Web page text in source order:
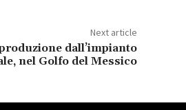
Next article
dall’impianto
nel Golfo del Messico